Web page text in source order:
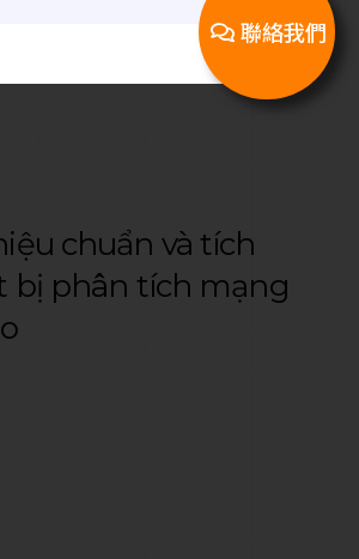
chuẩn và tích
bị phân tích mạng
聯絡我們